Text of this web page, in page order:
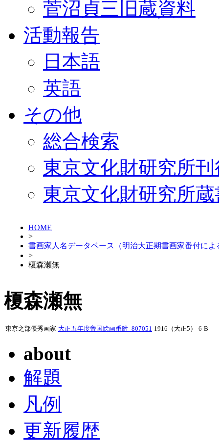
菅沼貞三旧蔵資料
活動報告
日本語
英語
その他
総合検索
東京文化財研究所
東京文化財研究所
HOME
>
書画家人名データベース（明治大正期書画家番付によ
>
榎森瀬無
榎森瀬無
東京之部優秀画家 大正五年度帝国絵画番附_807051 1916（大正5） 6-B
about
解題
凡例
更新履歴